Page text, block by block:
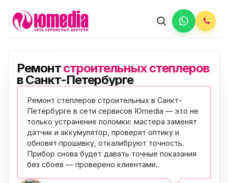
Ремонтстроительных степлеров
в Санкт-Петербурге
Ремонт степлеров строительных в Санкт-
Петербурге в сети сервисов Юmedia — это не
только устранение поломки: мастера заменят
датчик и аккумулятор, проверят оптику и
обновят прошивку, откалибруют точность.
Прибор снова будет давать точные показания
без сбоев — проверено клиентами..